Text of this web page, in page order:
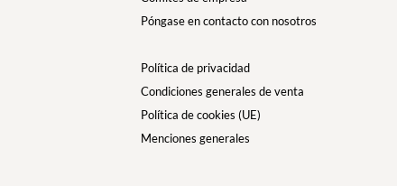
Póngase en contacto con nosotros
Política de privacidad
Condiciones generales de venta
Política de cookies (UE)
Menciones generales